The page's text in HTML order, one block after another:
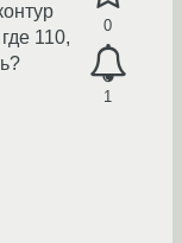
0
1
110,